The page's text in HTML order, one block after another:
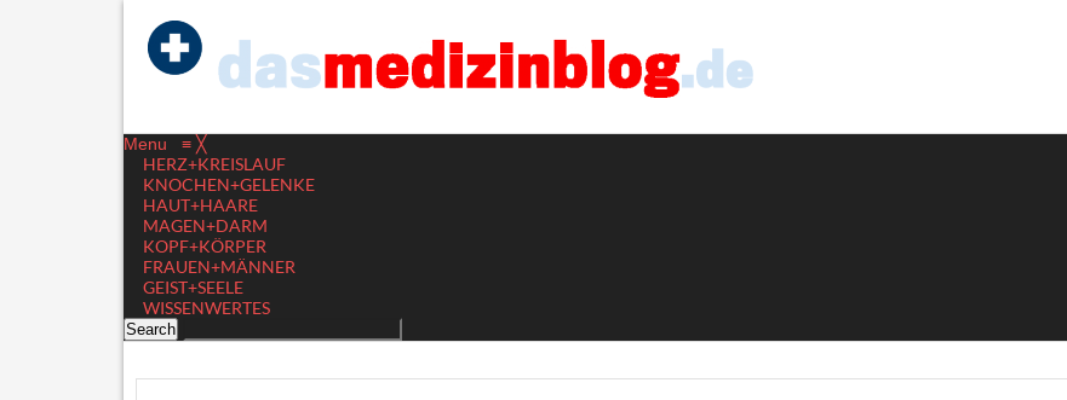
Menu ≡ ╳
HERZ+KREISLAUF
KNOCHEN+GELENKE
HAUT+HAARE
MAGEN+DARM
KOPF+KÖRPER
FRAUEN+MÄNNER
GEIST+SEELE
WISSENWERTES